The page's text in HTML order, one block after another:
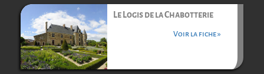
Le Logis de la Chabotterie
Voir la fiche »